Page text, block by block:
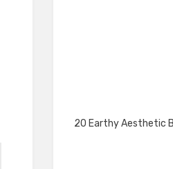
20 Earthy Aesthetic